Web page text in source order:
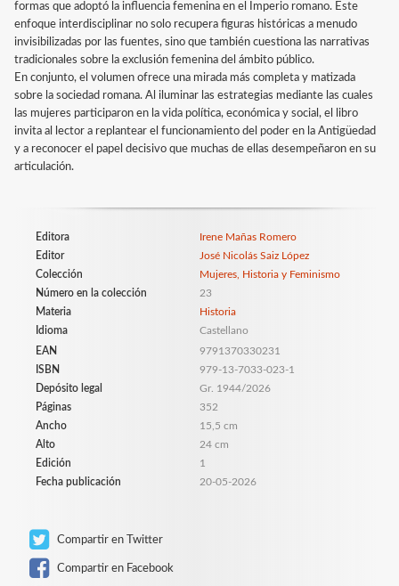
formas que adoptó la influencia femenina en el Imperio romano. Este
enfoque interdisciplinar no solo recupera figuras históricas a menudo
invisibilizadas por las fuentes, sino que también cuestiona las narrativas
tradicionales sobre la exclusión femenina del ámbito público.
En conjunto, el volumen ofrece una mirada más completa y matizada
sobre la sociedad romana. Al iluminar las estrategias mediante las cuales
las mujeres participaron en la vida política, económica y social, el libro
invita al lector a replantear el funcionamiento del poder en la Antigüedad
y a reconocer el papel decisivo que muchas de ellas desempeñaron en su
articulación.
Editora
Irene Mañas Romero
Editor
José Nicolás Saiz López
Colección
Mujeres, Historia y Feminismo
Número en la colección
23
Materia
Historia
Idioma
Castellano
EAN
9791370330231
ISBN
979-13-7033-023-1
Depósito legal
Gr. 1944/2026
Páginas
352
Ancho
15,5 cm
Alto
24 cm
Edición
1
Fecha publicación
20-05-2026
Compartir en Twitter
Compartir en Facebook